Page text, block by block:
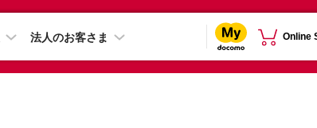
法人のお客さま Online